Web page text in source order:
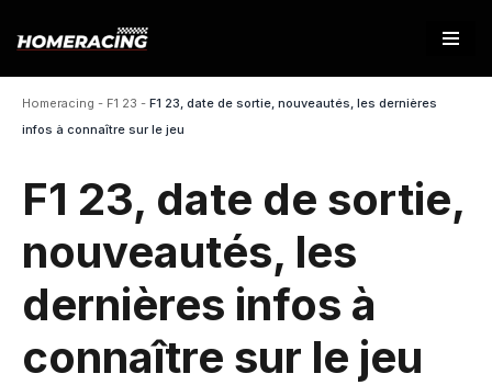
contenu
Homeracing - F1 23 - F1 23, date de sortie, nouveautés, les dernières
infos à connaître sur le jeu
F1 23, date de sortie,
nouveautés, les
dernières infos à
connaître sur le jeu